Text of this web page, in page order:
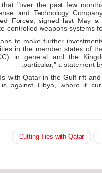
that "over the past few
and Technology
Forces, signed last May a
controlled weapons systems
to make further
in the member states of
in general and the
particular," a statement
with Qatar in the Gulf rift
against Libya, where it
Cutting Ties with Qatar